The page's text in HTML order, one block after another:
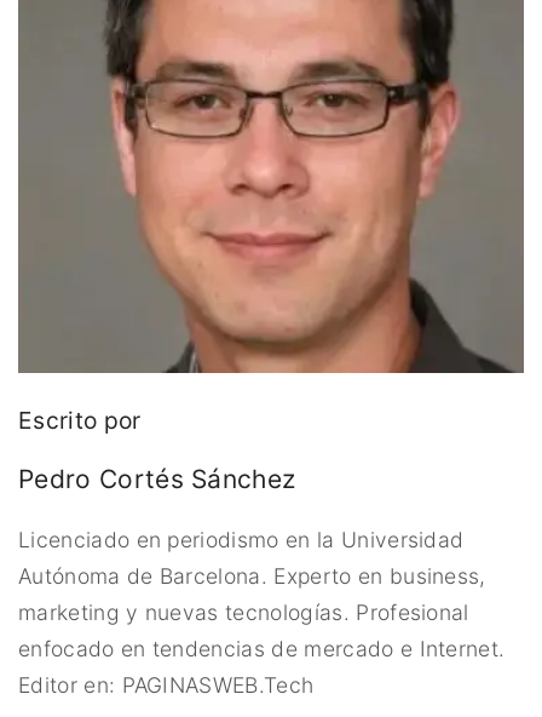
Escrito por
Pedro Cortés Sánchez
Licenciado en periodismo en la Universidad
Autónoma de Barcelona. Experto en business,
marketing y nuevas tecnologías. Profesional
enfocado en tendencias de mercado e Internet.
Editor en: PAGINASWEB.Tech